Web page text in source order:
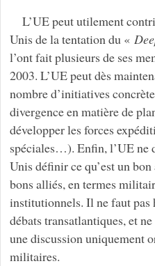
L’UE peut utilement
Unis de la tentation du «
l’ont fait plusieurs de ses
2003. L’UE peut dès
nombre d’initiatives
divergence en matière de
développer les forces
spéciales…). Enfin, l’UE ne
Unis définir ce qu’est un
bons alliés, en termes
institutionnels. Il ne faut pas
débats transatlantiques, et
une discussion uniquement
militaires.